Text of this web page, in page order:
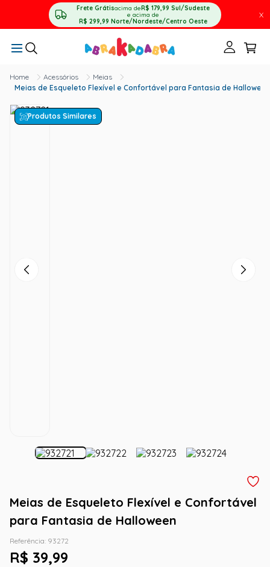
Frete Grátisacima deR$ 179,99 Sul/Sudeste
e acima de
R$ 299,99 Norte/Nordeste/Centro Oeste
X
Acessórios
Meias
Meias de Esqueleto Flexível e Confortável para Fantasia de Halloween
Produtos Similares
Meias de Esqueleto Flexível e Confortável
para Fantasia de Halloween
Referência: 93272
R$ 39,99